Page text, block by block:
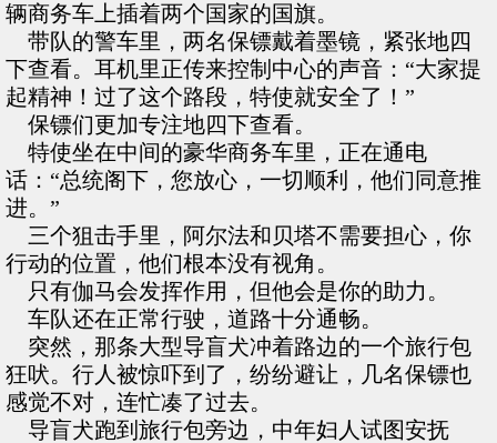
辆商务车上插着两个国家的国旗。
带队的警车里，两名保镖戴着墨镜，紧张地四
下查看。耳机里正传来控制中心的声音：“大家提
起精神！过了这个路段，特使就安全了！”
保镖们更加专注地四下查看。
特使坐在中间的豪华商务车里，正在通电
话：“总统阁下，您放心，一切顺利，他们同意推
进。”
三个狙击手里，阿尔法和贝塔不需要担心，你
行动的位置，他们根本没有视角。
只有伽马会发挥作用，但他会是你的助力。
车队还在正常行驶，道路十分通畅。
突然，那条大型导盲犬冲着路边的一个旅行包
狂吠。行人被惊吓到了，纷纷避让，几名保镖也
感觉不对，连忙凑了过去。
导盲犬跑到旅行包旁边，中年妇人试图安抚